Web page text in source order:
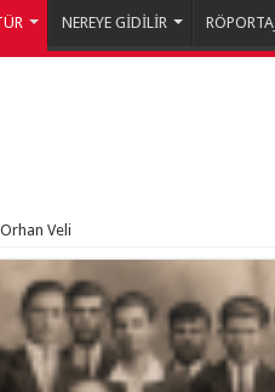
NEREYE GİDİLİR
Veli